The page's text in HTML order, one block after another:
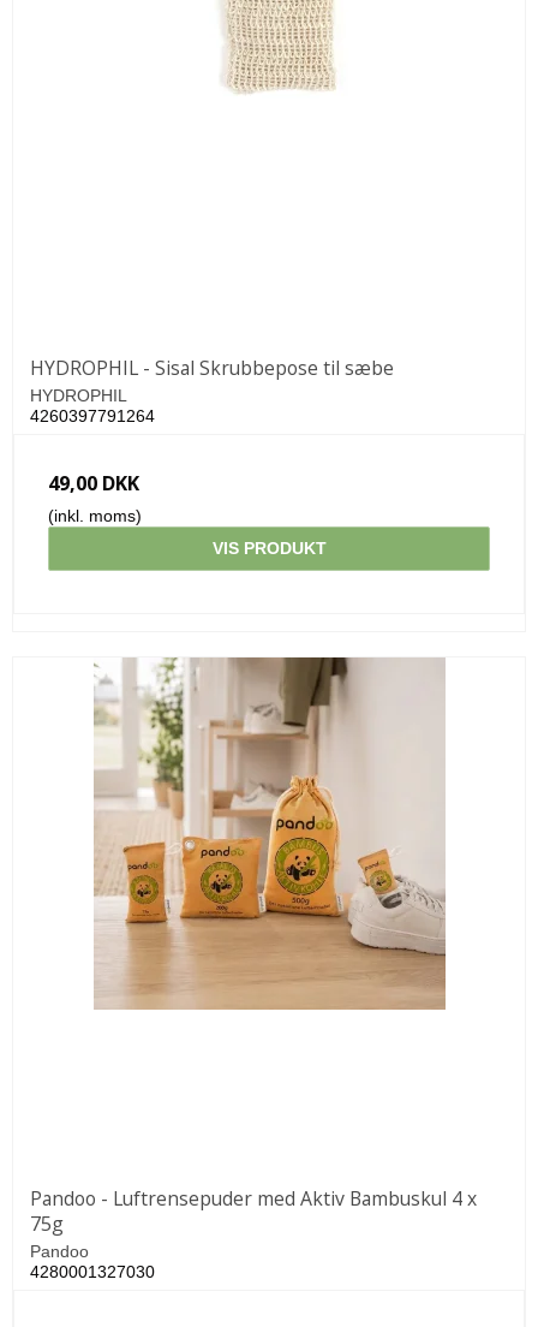
HYDROPHIL - Sisal Skrubbepose til sæbe
HYDROPHIL
4260397791264
49,00 DKK
(inkl. moms)
VIS PRODUKT
Pandoo - Luftrensepuder med Aktiv Bambuskul 4 x
75g
Pandoo
4280001327030